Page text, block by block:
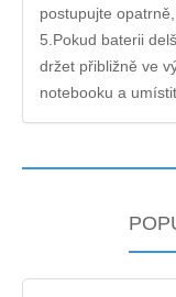
postupujte
5.Pokud baterii
držet přibližně ve
notebooku a